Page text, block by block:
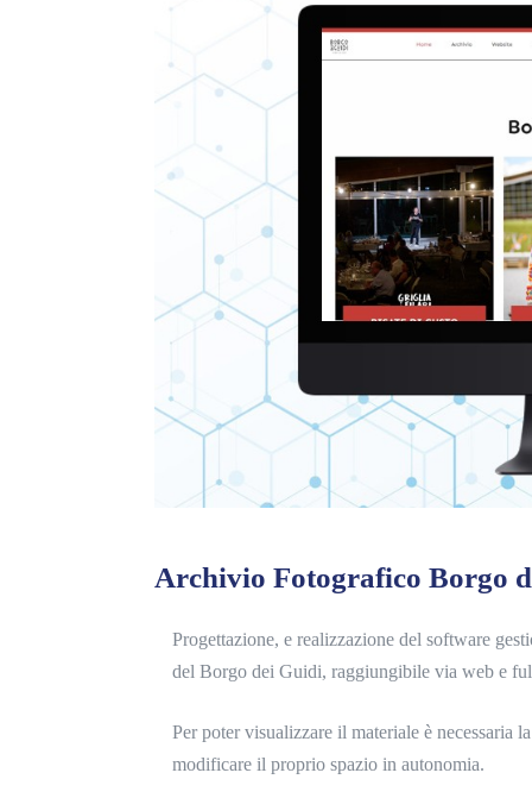
Archivio Fotografico Borgo
Progettazione, e realizzazione del software
del Borgo dei Guidi, raggiungibile via web e
Per poter visualizzare il materiale è necessaria
modificare il proprio spazio in autonomia.